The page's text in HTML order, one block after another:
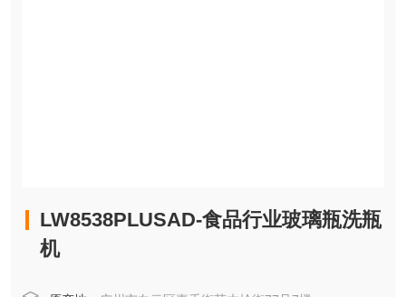
LW8538PLUSAD-食品行业玻璃瓶洗瓶
机